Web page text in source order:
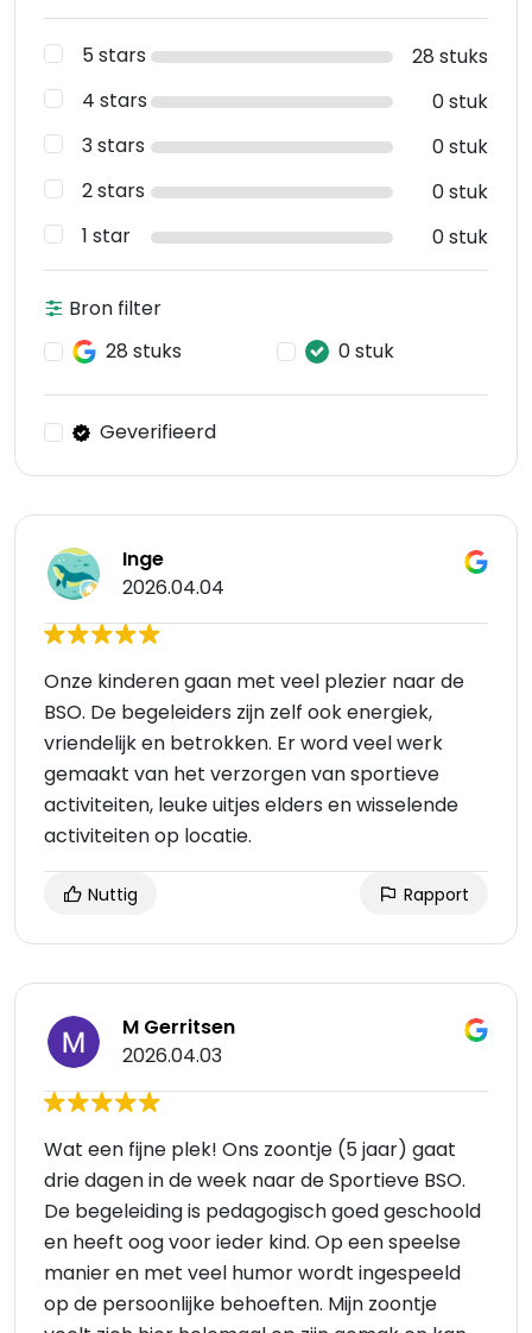
5 stars
28 stuks
4 stars
0 stuk
3 stars
0 stuk
2 stars
0 stuk
1 star
0 stuk
Bron filter
28 stuks
0 stuk
Geverifieerd
Inge
2026.04.04
Onze kinderen gaan met veel plezier naar de
BSO. De begeleiders zijn zelf ook energiek,
vriendelijk en betrokken. Er word veel werk
gemaakt van het verzorgen van sportieve
activiteiten, leuke uitjes elders en wisselende
activiteiten op locatie.
Nuttig Rapport
M Gerritsen
2026.04.03
Wat een fijne plek! Ons zoontje (5 jaar) gaat
drie dagen in de week naar de Sportieve BSO.
De begeleiding is pedagogisch goed geschoold
en heeft oog voor ieder kind. Op een speelse
manier en met veel humor wordt ingespeeld
op de persoonlijke behoeften. Mijn zoontje